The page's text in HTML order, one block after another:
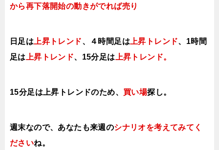
から再下落開始の動きがでれば売り
日足は 上昇トレンド、４時間足は 上昇トレンド、1時間
足は
上昇トレンド、 15分足は 上昇トレンド。
15分足は上昇トレンドのため、 買い場探し。
週末なので、あなたも来週のシナリオを考えてみてく
ださいね。